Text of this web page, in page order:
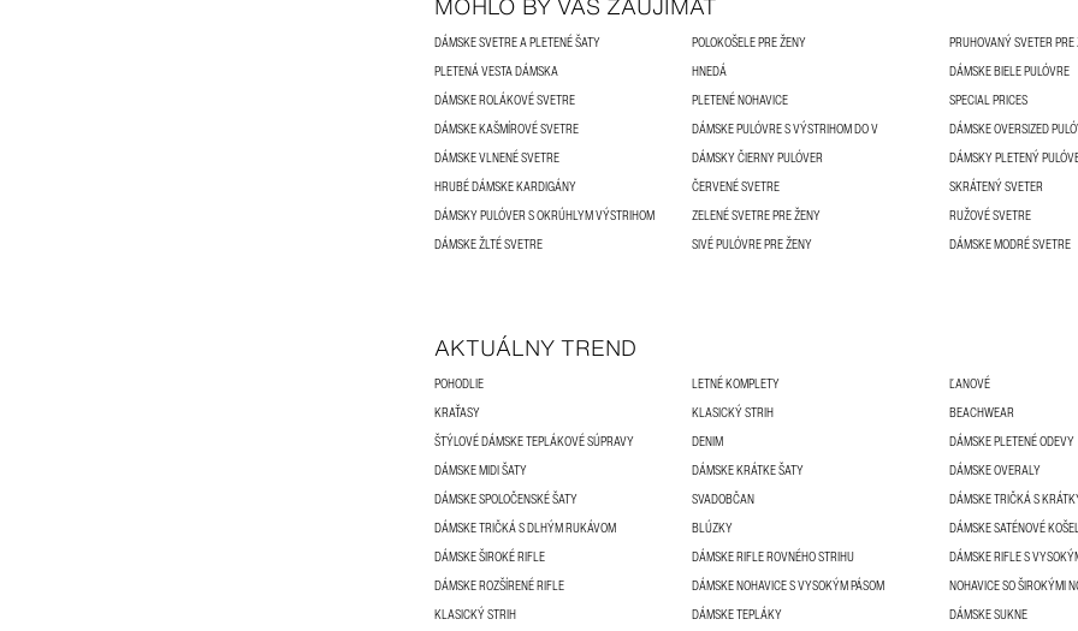
MOHLO BY VÁS ZAUJÍMAŤ
DÁMSKE SVETRE A PLETENÉ ŠATY POLOKOŠELE PRE ŽENY
PRUHOVANÝ SVETER
PLETENÁ VESTA DÁMSKA
HNEDÁ
DÁMSKE BIELE PULÓVRE
DÁMSKE ROLÁKOVÉ SVETRE
PLETENÉ NOHAVICE
SPECIAL PRICES
DÁMSKE KAŠMÍROVÉ SVETRE
DÁMSKE PULÓVRE S VÝSTRIHOM DO V
DÁMSKE OVERSIZED
DÁMSKE VLNENÉ SVETRE
DÁMSKY ČIERNY PULÓVER
DÁMSKY PLETENÝ
HRUBÉ DÁMSKE KARDIGÁNY
ČERVENÉ SVETRE
SKRÁTENÝ SVETER
DÁMSKY PULÓVER S OKRÚHLYM VÝSTRIHOM
ZELENÉ SVETRE PRE ŽENY
RUŽOVÉ SVETRE
DÁMSKE ŽLTÉ SVETRE
SIVÉ PULÓVRE PRE ŽENY DÁMSKE MODRÉ SVETRE
AKTUÁLNY TREND
POHODLIE LETNÉ KOMPLETY
ĽANOVÉ
KRAŤASY
KLASICKÝ STRIH
BEACHWEAR
ŠTÝLOVÉ DÁMSKE TEPLÁKOVÉ SÚPRAVY
DENIM
DÁMSKE PLETENÉ ODEVY
DÁMSKE MIDI ŠATY
DÁMSKE KRÁTKE ŠATY
DÁMSKE OVERALY
DÁMSKE SPOLOČENSKÉ ŠATY
SVADOBČAN
DÁMSKE TRIČKÁ S
DÁMSKE TRIČKÁ S DLHÝM RUKÁVOM
BLÚZKY
DÁMSKE SATÉNOVÉ
DÁMSKE ŠIROKÉ RIFLE
DÁMSKE RIFLE ROVNÉHO STRIHU
DÁMSKE RIFLE S
DÁMSKE ROZŠÍRENÉ RIFLE
DÁMSKE NOHAVICE S VYSOKÝM PÁSOM
NOHAVICE SO ŠIROKÝMI
KLASICKÝ STRIH
DÁMSKE TEPLÁKY
DÁMSKE SUKNE